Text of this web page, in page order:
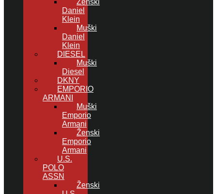
Ženski
Daniel
Klein
Muški
Daniel
Klein
DIESEL
Muški
Diesel
DKNY
EMPORIO
ARMANI
Muški
Emporio
Armani
Ženski
Emporio
Armani
U.S.
POLO
ASSN
Ženski